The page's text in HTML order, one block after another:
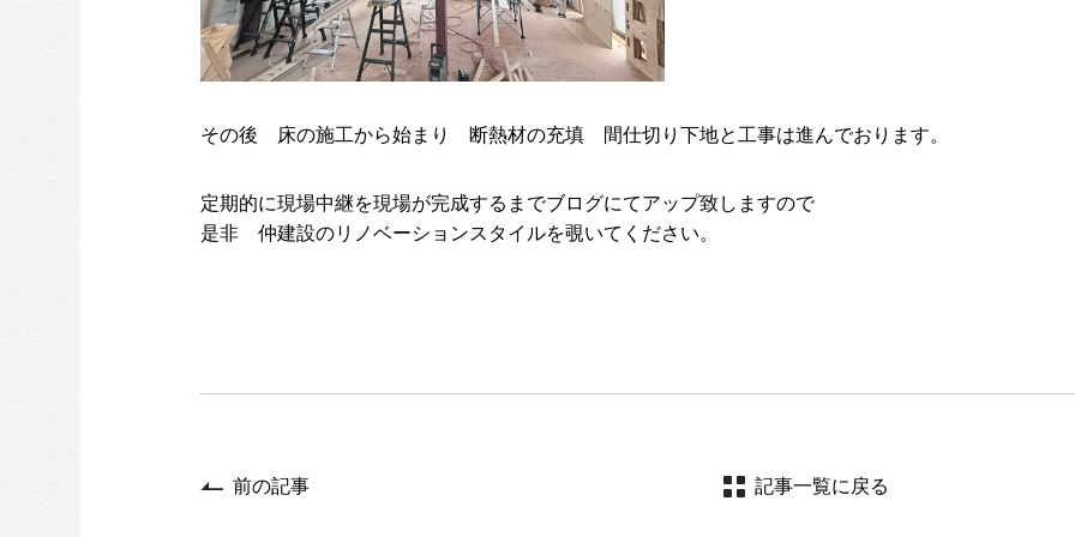
その後 床の施工から始まり 断熱材の充填 間仕切り下地と工事は進んでおります。
定期的に現場中継を現場が完成するまでブログにてアップ致しますので
是非 仲建設のリノベーションスタイルを覗いてください。
前の記事 記事一覧に戻る